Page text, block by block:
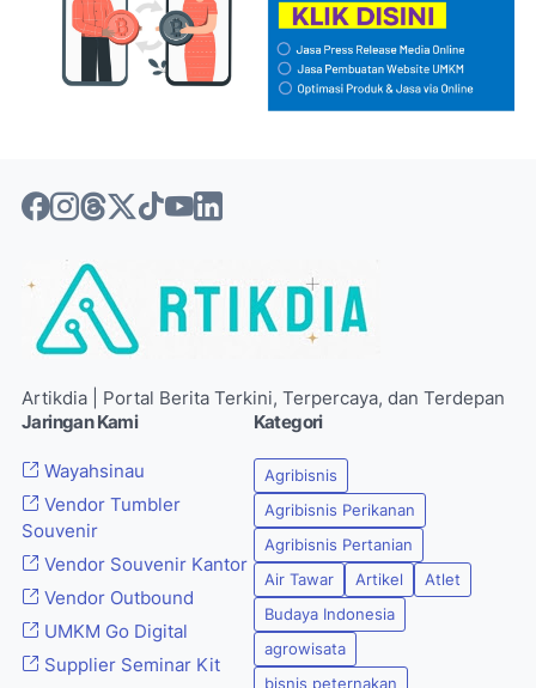
Artikdia | Portal Berita Terkini, Terpercaya, dan Terdepan
Jaringan Kami
Wayahsinau
Vendor Tumbler
Souvenir
Vendor Souvenir Kantor
Vendor Outbound
UMKM Go Digital
Supplier Seminar Kit
Kategori
Agribisnis
Agribisnis Perikanan
Agribisnis Pertanian
Air Tawar
Artikel
Atlet
Budaya Indonesia
agrowisata
bisnis peternakan